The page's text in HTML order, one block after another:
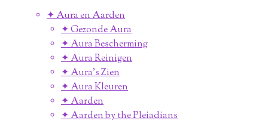
✦ Aura en Aarden
✦ Gezonde Aura
✦ Aura Bescherming
✦ Aura Reinigen
✦ Aura's Zien
✦ Aura Kleuren
✦ Aarden
✦ Aarden by the Pleiadians